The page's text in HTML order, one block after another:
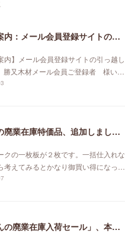
再登録のご案内：メール会員登録サイトの引っ越し【2020年3月】
内】メール会員登録サイトの引っ越し
勝又木材メール会員ご登録者 様い…
建具屋さんの廃業在庫特価品、追加しました。
クの一枚板が２枚です。一括仕入れな
考えてみるとかなり御買い得になっ…
「建具屋さんの廃業在庫入荷セール」、本日スタート！